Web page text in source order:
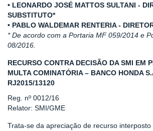
• LEONARDO JOSÉ MATTOS SULTANI -
SUBSTITUTO*
• PABLO WALDEMAR RENTERIA -
* De acordo com a Portaria MF 059/2014 e
08/2016.
RECURSO CONTRA DECISÃO DA SMI EM
MULTA COMINATÓRIA – BANCO HONDA
RJ2015/13120
Reg. nº 0012/16
Relator: SMI/GME
Trata-se da apreciação de recurso interposto